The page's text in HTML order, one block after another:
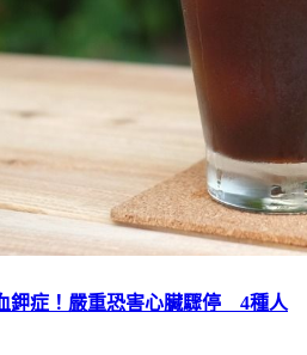
鉀症！嚴重恐害心臟驟停 4種人